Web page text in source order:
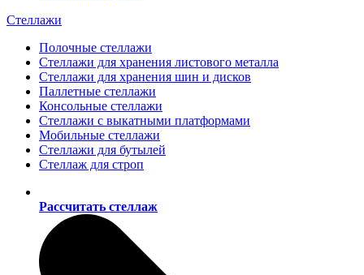
Стеллажи
Полочные стеллажи
Стеллажи для хранения листового металла
Стеллажи для хранения шин и дисков
Паллетные стеллажи
Консольные стеллажи
Стеллажи с выкатными платформами
Мобильные стеллажи
Стеллажи для бутылей
Стеллаж для строп
Рассчитать стеллаж